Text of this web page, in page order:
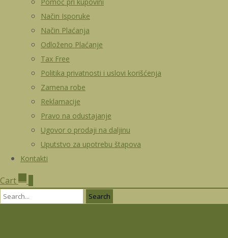
Pomoć pri kupovini
Način Isporuke
Način Plaćanja
Odloženo Plaćanje
Tax Free
Politika privatnosti i uslovi korišćenja
Zamena robe
Reklamacije
Pravo na odustajanje
Ugovor o prodaji na daljinu
Uputstvo za upotrebu štapova
Kontakti
Cart
Search